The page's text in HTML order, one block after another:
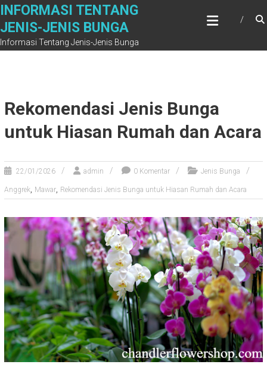
Skip
content
INFORMASI TENTANG
JENIS-JENIS BUNGA
Informasi Tentang Jenis-Jenis Bunga
Rekomendasi Jenis Bunga
untuk Hiasan Rumah dan Acara
22/01/2026 admin 0 Komentar Jenis Bunga
Anggrek, Mawar, Rekomendasi Jenis Bunga untuk Hiasan Rumah dan Acara